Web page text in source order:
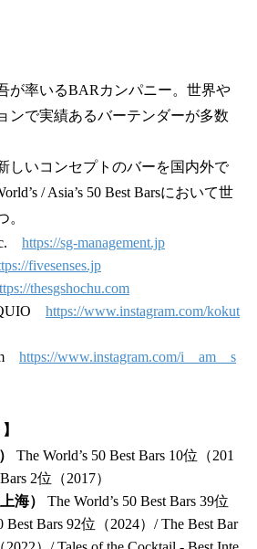
が率いるBARカンパニー。世界や
ンで実績あるバーテンダーが多数
しいコンセプトのバーを国内外で
/ Asia’s 50 Best Barsにおいて世
。
https://sg-management.jp
fivesenses.jp
thesgshochu.com
https://www.instagram.com/kokut
https://www.instagram.com/i__am__s
The World’s 50 Best Bars 10位（201
2位（2017）
海）
The World’s 50 Best Bars 39位
Best Bars 92位（2024）/ The Best Bar